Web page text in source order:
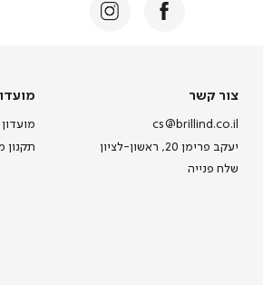
צור
צור קשר
cs@brillind.co.il
יעקב פרימן 20, ראשון-לציון
שלח פנייה
מועדון
תקנון